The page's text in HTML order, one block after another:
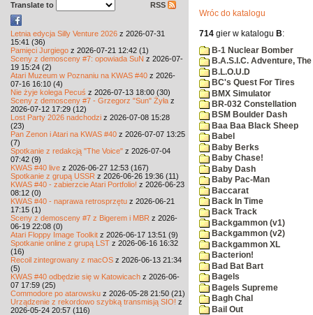
Translate to RSS
Letnia edycja Silly Venture 2026 z 2026-07-31
15:41 (36)
Pamięci Jurgiego z 2026-07-21 12:42 (1)
Sceny z demosceny #7: opowiada SuN z 2026-07-
19 15:24 (2)
Atari Muzeum w Poznaniu na KWAS #40 z 2026-
07-16 16:10 (4)
Nie żyje kolega Pecuś z 2026-07-13 18:00 (30)
Sceny z demosceny #7 - Grzegorz "Sun" Żyła z
2026-07-12 17:29 (12)
Lost Party 2026 nadchodzi z 2026-07-08 15:28
(23)
Pan Zenon i Atari na KWAS #40 z 2026-07-07 13:25
(7)
Spotkanie z redakcją "The Voice" z 2026-07-04
07:42 (9)
KWAS #40 live z 2026-06-27 12:53 (167)
Spotkanie z grupą USSR z 2026-06-26 19:36 (11)
KWAS #40 - zabierzcie Atari Portfolio! z 2026-06-23
08:12 (0)
KWAS #40 - naprawa retrosprzętu z 2026-06-21
17:15 (1)
Sceny z demosceny #7 z Bigerem i MBR z 2026-
06-19 22:08 (0)
Atari Floppy Image Toolkit z 2026-06-17 13:51 (9)
Spotkanie online z grupą LST z 2026-06-16 16:32
(16)
Recoil zintegrowany z macOS z 2026-06-13 21:34
(5)
KWAS #40 odbędzie się w Katowicach z 2026-06-
07 17:59 (25)
Commodore po atarowsku z 2026-05-28 21:50 (21)
Urządzenie z rekordowo szybką transmisją SIO! z
2026-05-24 20:57 (116)
Wróc do katalogu
714 gier w katalogu B:
B-1 Nuclear Bomber
B.A.S.I.C. Adventure, The
B.L.O.U.D
BC's Quest For Tires
BMX Simulator
BR-032 Constellation
BSM Boulder Dash
Baa Baa Black Sheep
Babel
Baby Berks
Baby Chase!
Baby Dash
Baby Pac-Man
Baccarat
Back In Time
Back Track
Backgammon (v1)
Backgammon (v2)
Backgammon XL
Bacterion!
Bad Bat Bart
Bagels
Bagels Supreme
Bagh Chal
Bail Out